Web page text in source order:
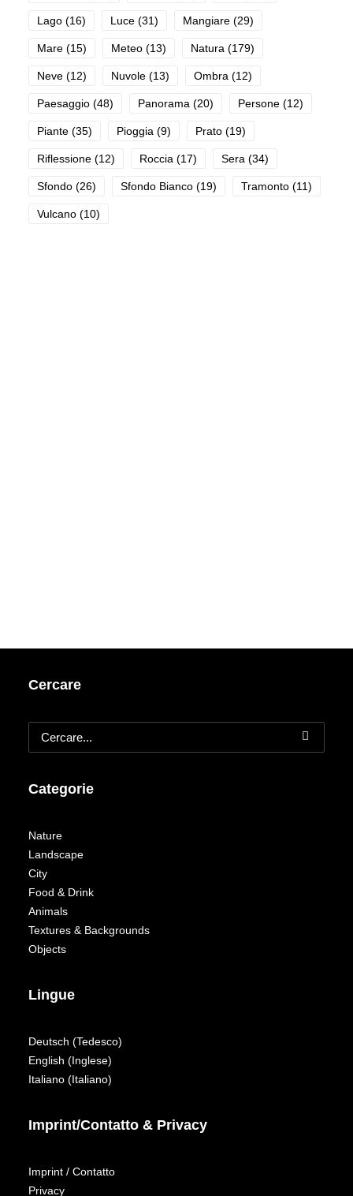
Lago (16) Luce (31) Mangiare (29)
Mare (15) Meteo (13) Natura (179)
Neve (12) Nuvole (13) Ombra (12)
Paesaggio (48) Panorama (20) Persone (12)
Piante (35) Pioggia (9) Prato (19)
Riflessione (12) Roccia (17) Sera (34)
Sfondo (26) Sfondo Bianco (19) Tramonto (11)
Vulcano (10)
Cercare
Categorie
Nature
Landscape
City
Food & Drink
Animals
Textures & Backgrounds
Objects
Lingue
Deutsch (Tedesco)
English (Inglese)
Italiano (Italiano)
Imprint/Contatto & Privacy
Imprint / Contatto
Privacy